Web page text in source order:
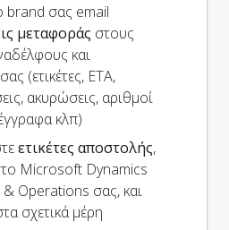
brand σας email
μεταφοράς στους
και
(ετικέτες, ETA,
ακυρώσεις, αριθμοί
κλπ)
ετικέτες αποστολής,
Microsoft Dynamics
Operations σας, και
σχετικά μέρη